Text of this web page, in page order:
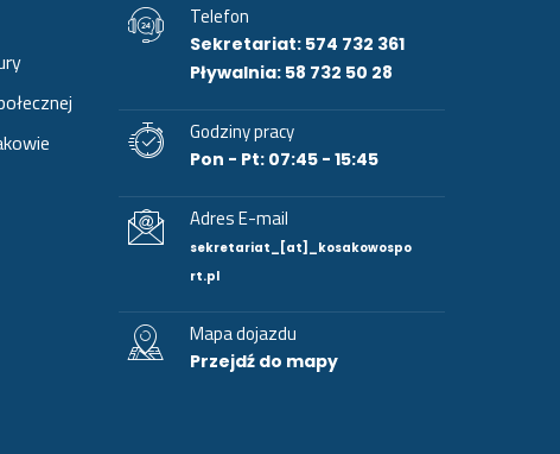
Telefon
Sekretariat: 574 732 361
Pływalnia: 58 732 50 28
Godziny pracy
Pon - Pt: 07:45 - 15:45
Adres E-mail
sekretariat_[at]_kosakowospo
rt.pl
Mapa dojazdu
Przejdź do mapy